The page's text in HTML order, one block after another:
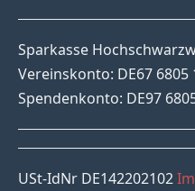
Sparkasse
Vereinskonto: DE67 6805
Spendenkonto: DE97
USt-IdNr DE142202102